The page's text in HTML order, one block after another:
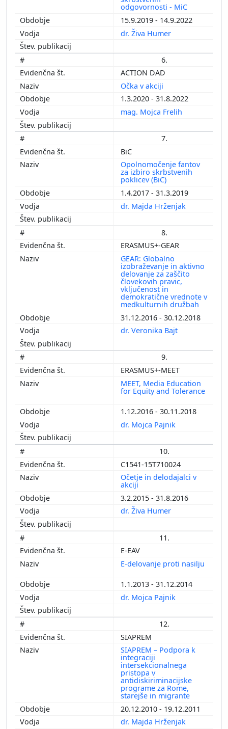
odgovornosti - MiC
15.9.2019 - 14.9.2022
dr. Živa Humer
6.
ACTION DAD
Očka v akciji
1.3.2020 - 31.8.2022
mag. Mojca Frelih
7.
BiC
Opolnomočenje fantov
za izbiro skrbstvenih
poklicev (BiC)
1.4.2017 - 31.3.2019
dr. Majda Hrženjak
8.
ERASMUS+-GEAR
GEAR: Globalno
izobraževanje in aktivno
delovanje za zaščito
človekovih pravic,
vključenost in
demokratične vrednote v
medkulturnih družbah
31.12.2016 - 30.12.2018
dr. Veronika Bajt
9.
ERASMUS+-MEET
MEET, Media Education
for Equity and Tolerance
1.12.2016 - 30.11.2018
dr. Mojca Pajnik
10.
C1541-15T710024
Očetje in delodajalci v
akciji
3.2.2015 - 31.8.2016
dr. Živa Humer
11.
E-EAV
E-delovanje proti nasilju
1.1.2013 - 31.12.2014
dr. Mojca Pajnik
12.
SIAPREM
SIAPREM – Podpora k
integraciji
intersekcionalnega
pristopa v
antidiskiriminacijske
programe za Rome,
starejše in migrante
20.12.2010 - 19.12.2011
dr. Majda Hrženjak